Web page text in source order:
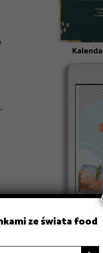
ze świata food